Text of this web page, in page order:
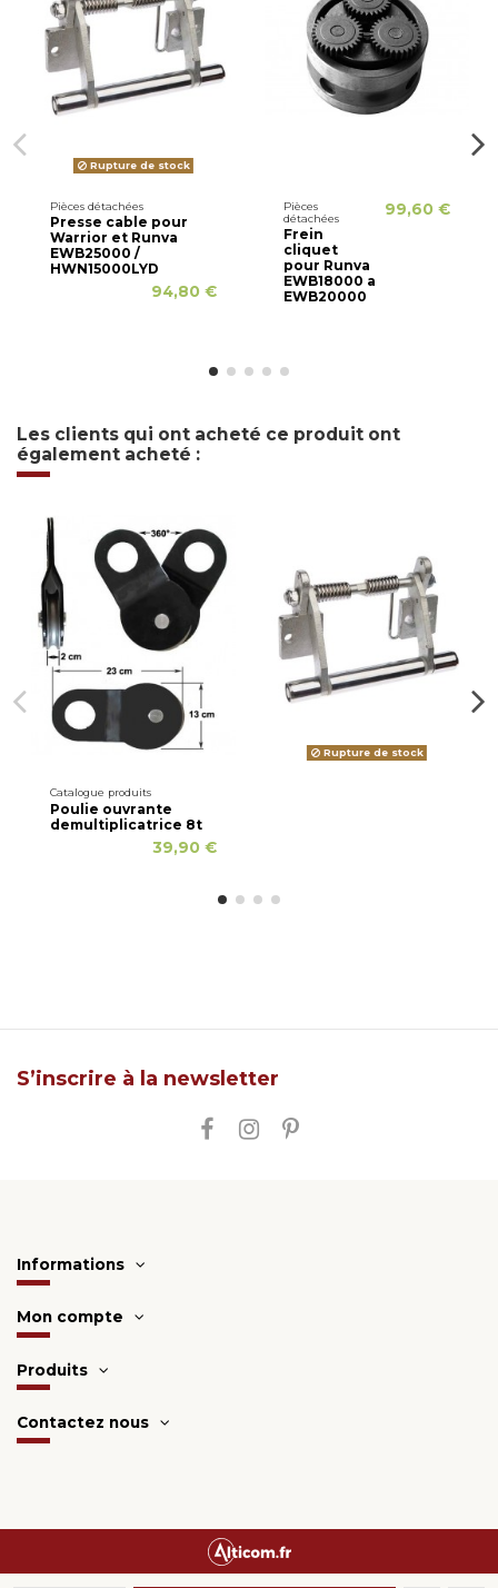
Rupture de stock
Pièces détachées
Presse cable pour
Warrior et Runva
EWB25000 /
HWN15000LYD
94,80 €
Pièces
détachées
Frein
cliquet
pour Runva
EWB18000 a
EWB20000
99,60 €
Les clients qui ont acheté ce produit ont
également acheté :
Catalogue produits
Poulie ouvrante
demultiplicatrice 8t
39,90 €
Rupture de stock
S’inscrire à la newsletter
Informations
Mon compte
Produits
Contactez nous